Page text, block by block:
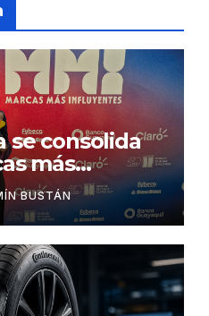
se consolida
más
Ecuador
BUSTÁN